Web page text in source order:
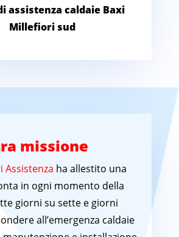
assistenza caldaie Baxi
Millefiori sud
missione
Assistenza ha allestito una
in ogni momento della
giorni su sette e giorni
all’emergenza caldaie